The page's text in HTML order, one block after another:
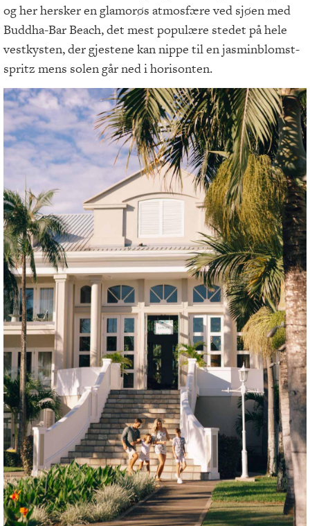
og her hersker en glamorøs atmosfære ved sjøen med
Buddha-Bar Beach, det mest populære stedet på hele
vestkysten, der gjestene kan nippe til en jasminblomst-
spritz mens solen går ned i horisonten.